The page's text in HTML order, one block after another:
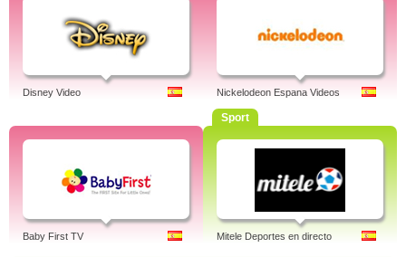
Disney Video Nickelodeon Espana Videos
Baby First TV
Sport
Mitele Deportes en directo